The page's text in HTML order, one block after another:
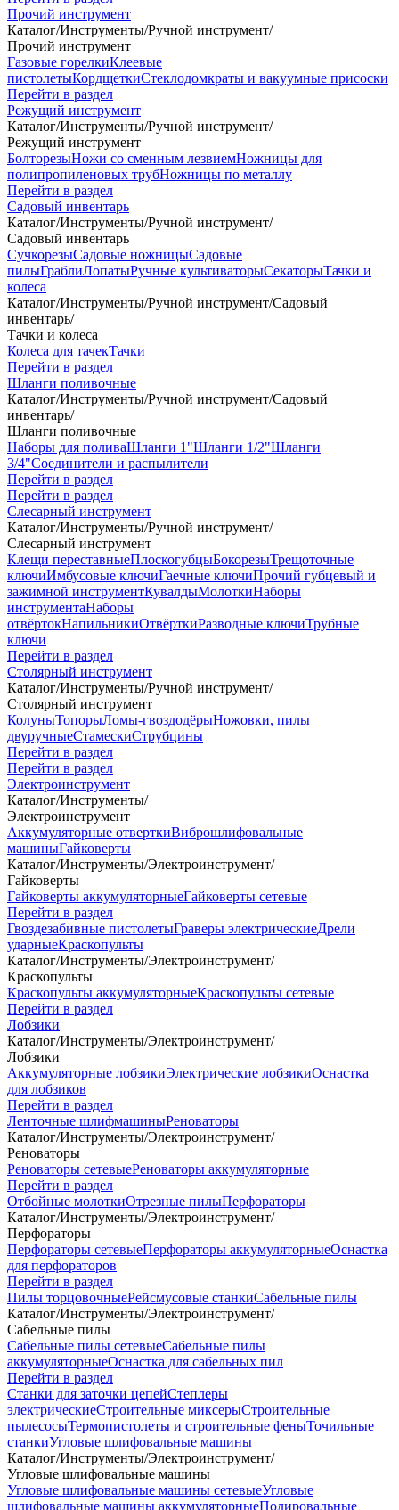
Прочий инструмент
Каталог/Инструменты/Ручной инструмент/
Прочий инструмент
Газовые горелкиКлеевые
пистолетыКордщеткиСтеклодомкраты и вакуумные присоски
Перейти в раздел
Режущий инструмент
Каталог/Инструменты/Ручной инструмент/
Режущий инструмент
БолторезыНожи со сменным лезвиемНожницы для
полипропиленовых трубНожницы по металлу
Перейти в раздел
Садовый инвентарь
Каталог/Инструменты/Ручной инструмент/
Садовый инвентарь
СучкорезыСадовые ножницыСадовые
пилыГраблиЛопатыРучные культиваторыСекаторыТачки и
колеса
Каталог/Инструменты/Ручной инструмент/Садовый
инвентарь/
Тачки и колеса
Колеса для тачекТачки
Перейти в раздел
Шланги поливочные
Каталог/Инструменты/Ручной инструмент/Садовый
инвентарь/
Шланги поливочные
Наборы для поливаШланги 1"Шланги 1/2"Шланги
3/4"Соединители и распылители
Перейти в раздел
Перейти в раздел
Слесарный инструмент
Каталог/Инструменты/Ручной инструмент/
Слесарный инструмент
Клещи переставныеПлоскогубцыБокорезыТрещоточные
ключиИмбусовые ключиГаечные ключиПрочий губцевый и
зажимной инструментКувалдыМолоткиНаборы
инструментаНаборы
отвёртокНапильникиОтвёрткиРазводные ключиТрубные
ключи
Перейти в раздел
Столярный инструмент
Каталог/Инструменты/Ручной инструмент/
Столярный инструмент
КолуныТопорыЛомы-гвоздодёрыНожовки, пилы
двуручныеСтамескиСтрубцины
Перейти в раздел
Перейти в раздел
Электроинструмент
Каталог/Инструменты/
Электроинструмент
Аккумуляторные отверткиВиброшлифовальные
машиныГайковерты
Каталог/Инструменты/Электроинструмент/
Гайковерты
Гайковерты аккумуляторныеГайковерты сетевые
Перейти в раздел
Гвоздезабивные пистолетыГраверы электрическиеДрели
ударныеКраскопульты
Каталог/Инструменты/Электроинструмент/
Краскопульты
Краскопульты аккумуляторныеКраскопульты сетевые
Перейти в раздел
Лобзики
Каталог/Инструменты/Электроинструмент/
Лобзики
Аккумуляторные лобзикиЭлектрические лобзикиОснастка
для лобзиков
Перейти в раздел
Ленточные шлифмашиныРеноваторы
Каталог/Инструменты/Электроинструмент/
Реноваторы
Реноваторы сетевыеРеноваторы аккумуляторные
Перейти в раздел
Отбойные молоткиОтрезные пилыПерфораторы
Каталог/Инструменты/Электроинструмент/
Перфораторы
Перфораторы сетевыеПерфораторы аккумуляторныеОснастка
для перфораторов
Перейти в раздел
Пилы торцовочныеРейсмусовые станкиСабельные пилы
Каталог/Инструменты/Электроинструмент/
Сабельные пилы
Сабельные пилы сетевыеСабельные пилы
аккумуляторныеОснастка для сабельных пил
Перейти в раздел
Станки для заточки цепейСтеплеры
электрическиеСтроительные миксерыСтроительные
пылесосыТермопистолеты и строительные феныТочильные
станкиУгловые шлифовальные машины
Каталог/Инструменты/Электроинструмент/
Угловые шлифовальные машины
Угловые шлифовальные машины сетевыеУгловые
шлифовальные машины аккумуляторныеПолировальные